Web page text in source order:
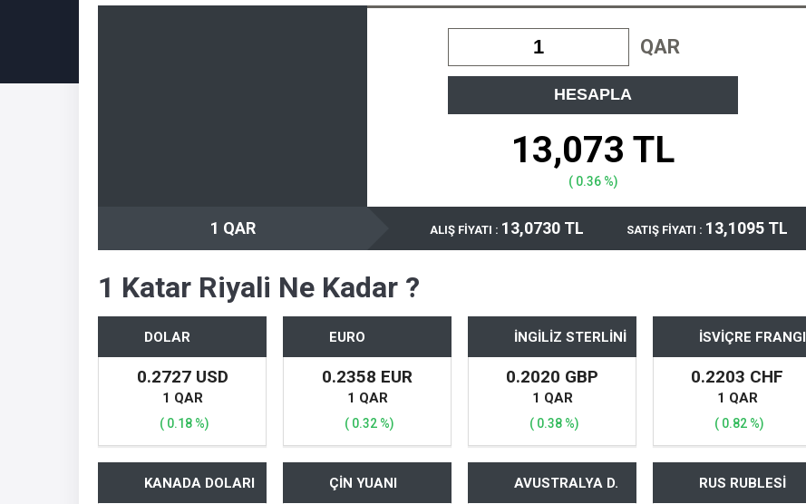
QAR
HESAPLA
13,073 TL
( 0.36 %)
1 QAR ALIŞ FİYATI : 13,0730 TL SATIŞ FİYATI : 13,1095 TL
1 Katar Riyali Ne Kadar ?
DOLAR
0.2727 USD
1 QAR
( 0.18 %)
EURO
0.2358 EUR
1 QAR
( 0.32 %)
İNGİLİZ STERLİNİ
0.2020 GBP
1 QAR
( 0.38 %)
İSVİÇRE FRANGI
0.2203 CHF
1 QAR
( 0.82 %)
KANADA DOLARI ÇİN YUANI AVUSTRALYA D. RUS RUBLESİ